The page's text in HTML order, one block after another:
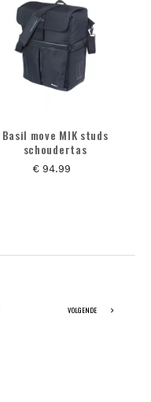
Basil move MIK studs
schoudertas
€ 94.99
VOLGENDE